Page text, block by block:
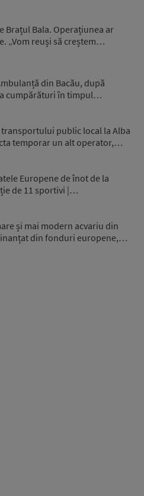
Brațul Bala. Operațiunea ar
„Vom reuși să creștem…
din Bacău, după
cumpărături în timpul…
public local la Alba
temporar un alt operator,…
Europene de înot de la
de 11 sportivi |…
și mai modern acvariu din
din fonduri europene,…